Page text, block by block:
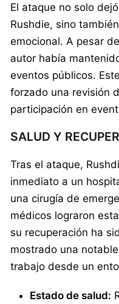
El ataque no solo
Rushdie, sino
emocional. A pesar
autor había
eventos públicos.
forzado una revisión
participación en
SALUD Y
Tras el ataque,
inmediato a un
una cirugía de
médicos lograron
su recuperación ha
mostrado una
trabajo desde un
Estado de salud: